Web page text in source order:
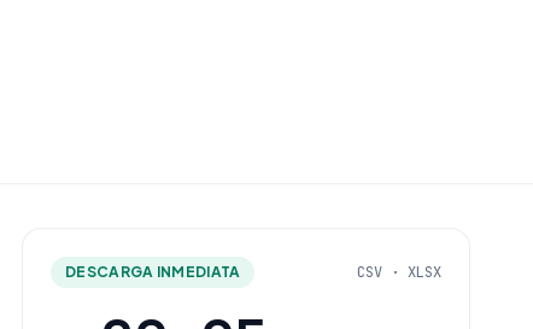
DESCARGA INMEDIATA CSV · XLSX